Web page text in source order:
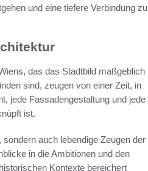
und eine tiefere Verbindung zu
das das Stadtbild maßgeblich
sind, zeugen von einer Zeit, in
jede Fassadengestaltung und jede
ist.
auch lebendige Zeugen der
in die Ambitionen und den
Kontexte bereichert